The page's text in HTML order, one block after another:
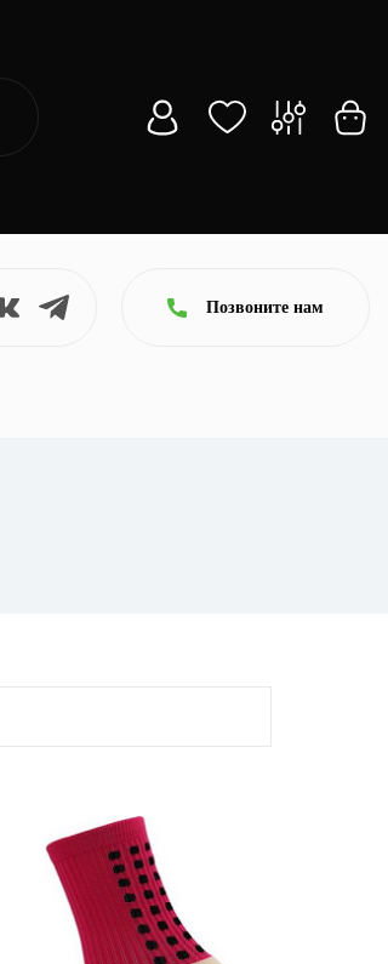
Позвоните нам